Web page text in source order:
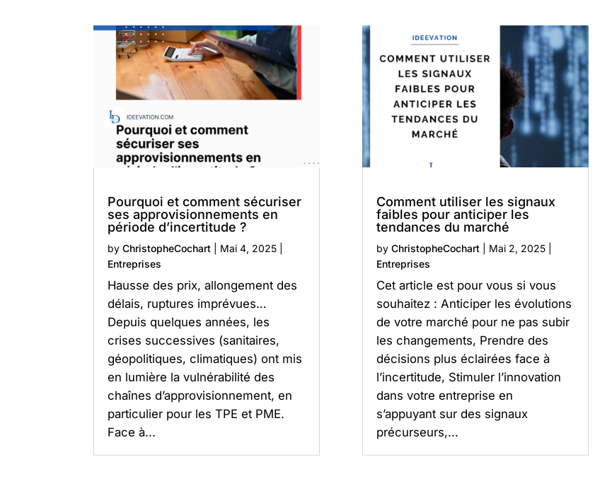
Pourquoi et comment sécuriser
ses approvisionnements en
période d’incertitude ?
by ChristopheCochart Mai 4, 2025
Entreprises
Hausse des prix, allongement des
délais, ruptures imprévues…
Depuis quelques années, les
crises successives (sanitaires,
géopolitiques, climatiques) ont mis
en lumière la vulnérabilité des
chaînes d’approvisionnement, en
particulier pour les TPE et PME.
Face à...
Comment utiliser les signaux
faibles pour anticiper les
tendances du marché
by ChristopheCochart| Mai 2, 2025|
Entreprises
Cet article est pour vous si vous
souhaitez : Anticiper les évolutions
de votre marché pour ne pas subir
les changements, Prendre des
décisions plus éclairées face à
l’incertitude, Stimuler l’innovation
dans votre entreprise en
s’appuyant sur des signaux
précurseurs,...